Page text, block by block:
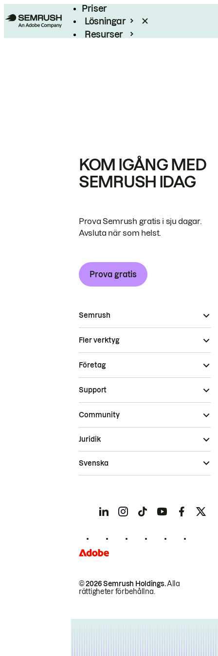
Priser
Lösningar
Resurser
KOM IGÅNG MED
SEMRUSH IDAG
Prova Semrush gratis i sju dagar.
Avsluta när som helst.
Prova gratis
Semrush
Fler verktyg
Företag
Support
Community
© 2026 Semrush Holdings.Alla
rättigheter förbehållna.
Juridik
Svenska